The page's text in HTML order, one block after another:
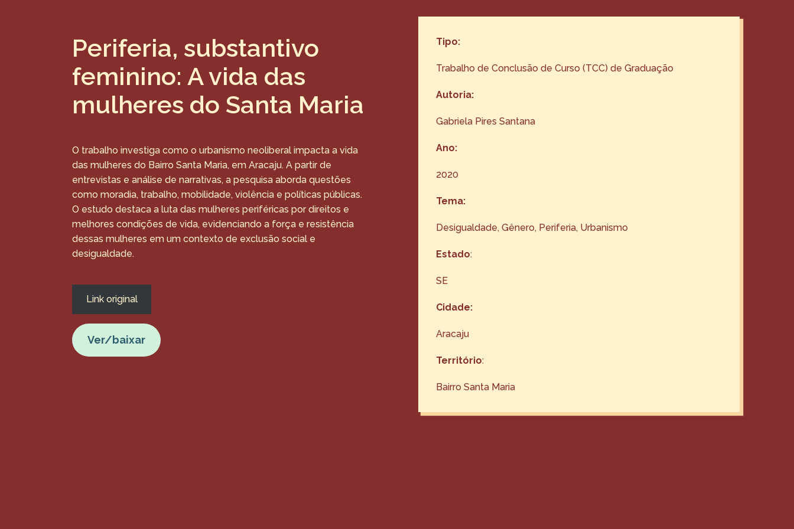
Periferia, substantivo
feminino: A vida das
mulheres do Santa Maria
O trabalho investiga como o urbanismo neoliberal impacta a vida
das mulheres do Bairro Santa Maria, em Aracaju. A partir de
entrevistas e análise de narrativas, a pesquisa aborda questões
como moradia, trabalho, mobilidade, violência e políticas públicas.
O estudo destaca a luta das mulheres periféricas por direitos e
melhores condições de vida, evidenciando a força e resistência
dessas mulheres em um contexto de exclusão social e
desigualdade.
Link original
Ver/baixar
Tipo:
Trabalho de Conclusão de Curso (TCC) de Graduação
Autoria:
Gabriela Pires Santana
Ano:
2020
Tema:
Desigualdade, Gênero, Periferia, Urbanismo
Estado:
SE
Cidade:
Aracaju
Território:
Bairro Santa Maria